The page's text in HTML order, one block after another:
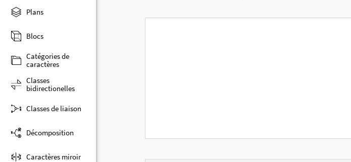
Plans
Blocs
Catégories de
caractères
Classes
bidirectionelles
Classes de liaison
Décomposition
Caractères miroir